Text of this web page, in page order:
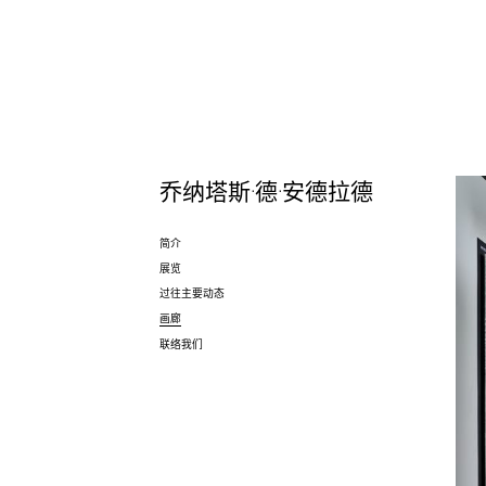
乔纳塔斯·德·安德拉德
简介
展览
过往主要动态
画廊
联络我们